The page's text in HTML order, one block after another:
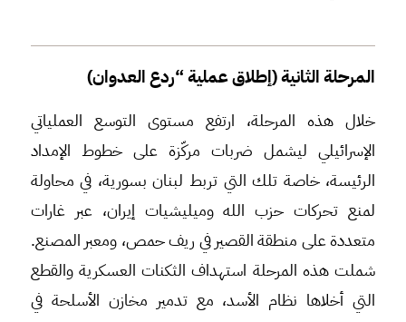
المرحلة الثانية (إطلاق عملية “ردع العدوان)
خلال هذه المرحلة، ارتفع مستوى التوسع العملياتي
الإسرائيلي ليشمل ضربات مركّزة على خطوط الإمداد
الرئيسة، خاصة تلك التي تربط لبنان بسورية، في محاولة
لمنع تحركات حزب الله وميليشيات إيران، عبر غارات
متعددة على منطقة القصير في ريف حمص، ومعبر المصنع.
شملت هذه المرحلة استهداف الثكنات العسكرية والقطع
التي أخلاها نظام الأسد، مع تدمير مخازن الأسلحة في